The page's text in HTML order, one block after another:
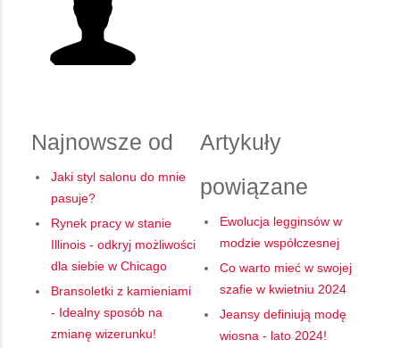
Najnowsze od
Jaki styl salonu do mnie
pasuje?
Rynek pracy w stanie
Illinois - odkryj możliwości
dla siebie w Chicago
Bransoletki z kamieniami
- Idealny sposób na
zmianę wizerunku!
Artykuły
powiązane
Ewolucja legginsów w
modzie współczesnej
Co warto mieć w swojej
szafie w kwietniu 2024
Jeansy definiują modę
wiosna - lato 2024!